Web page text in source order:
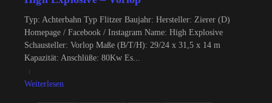
Typ: Achterbahn Typ Flitzer Baujahr: Hersteller: Zierer (D)
Homepage / Facebook / Instagram Name: High Explosive
Schausteller: Vorlop Maße (B/T/H): 29/24 x 31,5 x 14 m
Kapazität: Anschlüße: 80Kw Es...
Weiterlesen